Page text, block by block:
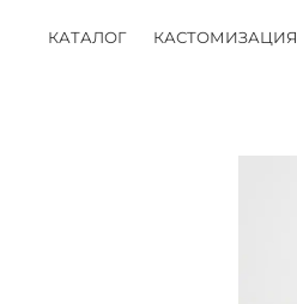
КАТАЛОГ КАСТОМИЗАЦИЯ